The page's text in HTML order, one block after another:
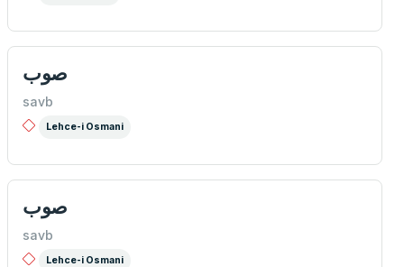
صوب
savb
Lehce-i Osmani
صوب
savb
Lehce-i Osmani